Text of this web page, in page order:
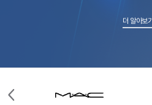
더 알아보기